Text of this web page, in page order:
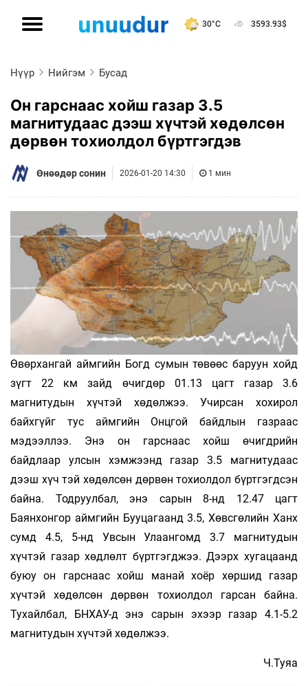
30°C 3593.93$
Нүүр Нийгэм Бусад
Он гарснаас хойш газар 3.5
магнитудаас дээш хүчтэй хөдөлсөн
дөрвөн тохиолдол бүртгэгдэв
Өнөөдөр сонин 2026-01-20 14:30 1 мин
Өвөрхангай аймгийн Богд сумын төвөөс баруун хойд
зүгт 22 км зайд өчигдөр 01.13 цагт газар 3.6
магнитудын хүчтэй хөдөлжээ. Учирсан хохирол
байхгүйг тус аймгийн Онцгой байдлын газраас
мэдээллээ. Энэ он гарснаас хойш өчигдрийн
байдлаар улсын хэмжээнд газар 3.5 магнитудаас
дээш хүч­ тэй хөдөлсөн дөрвөн тохиолдол бүртгэгдсэн
байна. Тодруулбал, энэ сарын 8-нд 12.47 цагт
Баянхонгор аймгийн Бууцагаанд 3.5, Хөвсгөлийн Ханх
сумд 4.5, 5-нд Увсын Улаангомд 3.7 магнитудын
хүчтэй газар хөдлөлт бүртгэгджээ. Дээрх хугацаанд
буюу он гарснаас хойш манай хоёр хөршид газар
хүчтэй хөдөлсөн дөрвөн тохиолдол гарсан байна.
Тухайлбал, БНХАУ-д энэ сарын эхээр газар 4.1-5.2
магнитудын хүчтэй хөдөлжээ.
Ч.Туяа